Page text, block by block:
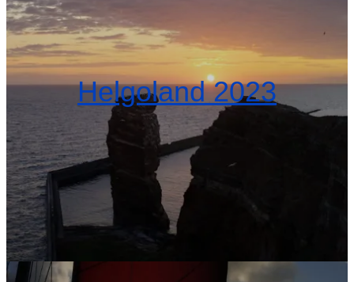
Helgoland 2023